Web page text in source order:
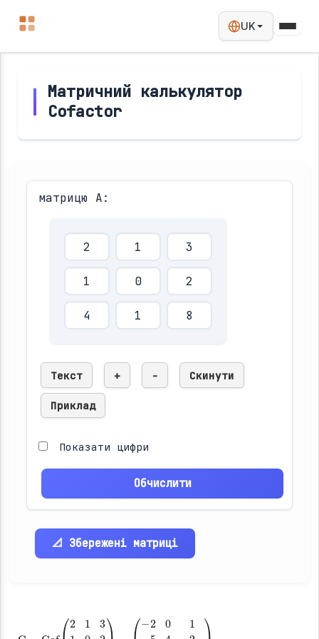
UK
Матричний калькулятор
Cofactor
матрицю A:
Текст + - Скинути
Приклад
Показати цифри
Обчислити
📐 Збережені матриці
C=